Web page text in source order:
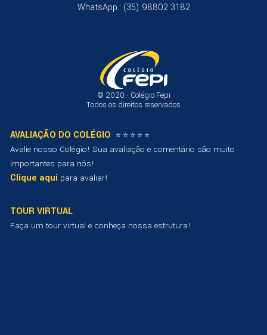
WhatsApp.: (35) 98802 3182
© 2020 - Colégio Fepi
Todos os direitos reservados
AVALIAÇÃO DO COLÉGIO ⭐ ⭐ ⭐ ⭐ ⭐
Avalie nosso Colégio! Sua avaliação e comentário são muito
importantes para nós!
Clique aqui para avaliar!
TOUR VIRTUAL
Faça um tour virtual e conheça nossa estrutura!